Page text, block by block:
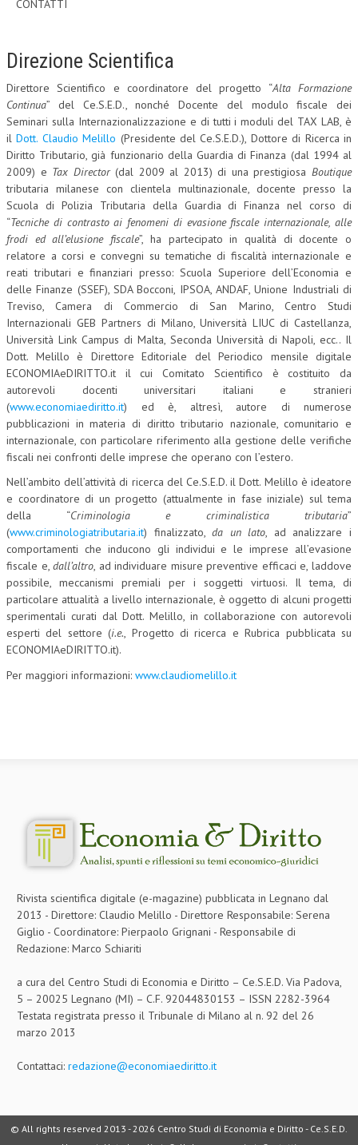
PEER REVIEW
AUTORI
COLLABORA CON NOI
CORPORATE SOCIAL RESPONSIBILITY
ECONOMIA DELL’ARTE
INTERNAZIONALIZZAZIONE
HUMAN RESOURCES
RISORSE UMANE
MARKETING
TREASURY IN FINANCIAL SERVICES
SVILUPPO SOSTENIBILE
PERSONA E CITTÀ
L’UMANISTA
DIRITTO
DIRITTO PENALE D’IMPRESA
DIRITTO DEL LAVORO
DIRITTO DEL WEB
DIRITTO DELLE IMPRESE IN CRISI
CRIMINOLOGIA E CRIMINALISTICA
CFC E PARADISI FISCALI
TRANSFER PRICING
PRASSI
AMMINISTRATIVA
GIURISPRUDENZA
EUROPEA
PENALE
CONTATTI
Direzione Scientifica
Direttore Scientifico e coordinatore del progetto “Alta Formazione
Continua” del Ce.S.E.D., nonché Docente del modulo fiscale dei
Seminari sulla Internazionalizzazione e di tutti i moduli del TAX LAB, è
ilDott. Claudio Melillo (Presidente del Ce.S.E.D.), Dottore di Ricerca in
Diritto Tributario, già funzionario della Guardia di Finanza (dal 1994 al
2009) e Tax Director(dal 2009 al 2013) di una prestigiosaBoutique
tributaria milanese con clientela multinazionale, docente presso la
Scuola di Polizia Tributaria della Guardia di Finanza nel corso di
“Tecniche di contrasto ai fenomeni di evasione fiscale internazionale, alle
frodi ed all’elusione fiscale”, ha partecipato in qualità di docente o
relatore a corsi e convegni su tematiche di fiscalità internazionale e
reati tributari e finanziari presso: Scuola Superiore dell’Economia e
delle Finanze (SSEF), SDA Bocconi, IPSOA, ANDAF, Unione Industriali di
Treviso, Camera di Commercio di San Marino, Centro Studi
Internazionali GEB Partners di Milano, Università LIUC di Castellanza,
Università Link Campus di Malta, Seconda Università di Napoli, ecc.. Il
Dott. Melillo è Direttore Editoriale del Periodico mensile digitale
ECONOMIAeDIRITTO.it il cui Comitato Scientifico è costituito da
autorevoli docenti universitari italiani e stranieri
(www.economiaediritto.it) ed è, altresì, autore di numerose
pubblicazioni in materia di diritto tributario nazionale, comunitario e
internazionale, con particolare riferimento alla gestione delle verifiche
fiscali nei confronti delle imprese che operano con l’estero.
Nell’ambito dell’attività di ricerca del Ce.S.E.D. il Dott. Melillo è ideatore
e coordinatore di un progetto (attualmente in fase iniziale) sul tema
della “Criminologia e criminalistica tributaria”
(www.criminologiatributaria.it) finalizzato,da un lato, ad analizzare i
comportamenti che inducono gli individui e le imprese all’evasione
fiscale e,dall’altro, ad individuare misure preventive efficaci e, laddove
possibile, meccanismi premiali per i soggetti virtuosi. Il tema, di
particolare attualità a livello internazionale, è oggetto di alcuni progetti
sperimentali curati dal Dott. Melillo, in collaborazione con autorevoli
esperti del settore (i.e., Progetto di ricerca e Rubrica pubblicata su
ECONOMIAeDIRITTO.it).
Per maggiori informazioni: www.claudiomelillo.it
Rivista scientifica digitale (e-magazine) pubblicata in Legnano dal
2013 - Direttore: Claudio Melillo - Direttore Responsabile: Serena
Giglio - Coordinatore: Pierpaolo Grignani - Responsabile di
Redazione: Marco Schiariti
a cura del Centro Studi di Economia e Diritto – Ce.S.E.D. Via Padova,
5 – 20025 Legnano (MI) – C.F. 92044830153 – ISSN 2282-3964
Testata registrata presso il Tribunale di Milano al n. 92 del 26
marzo 2013
Contattaci: redazione@economiaediritto.it
© All rights reserved 2013 - 2026 Centro Studi di Economia e Diritto - Ce.S.E.D.